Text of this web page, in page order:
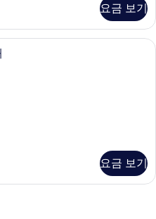
요금 보기
고급 침구, 오리/거위털 이불, 미니바,
요금 보기